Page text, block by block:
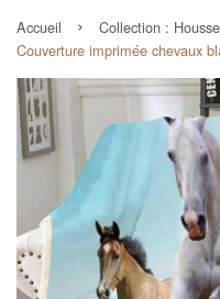
Accueil › Collection :
Couverture imprimée chevaux